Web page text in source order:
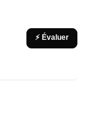
⚡ Évaluer